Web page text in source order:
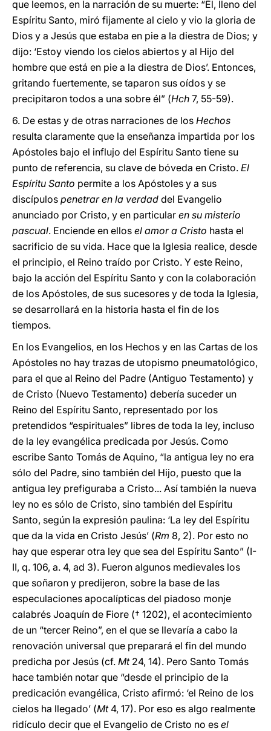
que leemos, en la narración de su muerte: “Él, lleno del
Espíritu Santo, miró fijamente al cielo y vio la gloria de
Dios y a Jesús que estaba en pie a la diestra de Dios; y
dijo: ‘Estoy viendo los cielos abiertos y al Hijo del
hombre que está en pie a la diestra de Dios’. Entonces,
gritando fuertemente, se taparon sus oídos y se
precipitaron todos a una sobre él” (Hch 7, 55-59).
6. De estas y de otras narraciones de los Hechos
resulta claramente que la enseñanza impartida por los
Apóstoles bajo el influjo del Espíritu Santo tiene su
punto de referencia, su clave de bóveda en Cristo. El
Espíritu Santo permite a los Apóstoles y a sus
discípulos penetrar en la verdad del Evangelio
anunciado por Cristo, y en particular en su misterio
pascual. Enciende en ellos el amor a Cristo hasta el
sacrificio de su vida. Hace que la Iglesia realice, desde
el principio, el Reino traído por Cristo. Y este Reino,
bajo la acción del Espíritu Santo y con la colaboración
de los Apóstoles, de sus sucesores y de toda la Iglesia,
se desarrollará en la historia hasta el fin de los
tiempos.
En los Evangelios, en los Hechos y en las Cartas de los
Apóstoles no hay trazas de utopismo pneumatológico,
para el que al Reino del Padre (Antiguo Testamento) y
de Cristo (Nuevo Testamento) debería suceder un
Reino del Espíritu Santo, representado por los
pretendidos “espirituales” libres de toda la ley, incluso
de la ley evangélica predicada por Jesús. Como
escribe Santo Tomás de Aquino, “la antigua ley no era
sólo del Padre, sino también del Hijo, puesto que la
antigua ley prefiguraba a Cristo... Así también la nueva
ley no es sólo de Cristo, sino también del Espíritu
Santo, según la expresión paulina: ‘La ley del Espíritu
que da la vida en Cristo Jesús’ (Rm 8, 2). Por esto no
hay que esperar otra ley que sea del Espíritu Santo” (I-
II, q. 106, a. 4, ad 3). Fueron algunos medievales los
que soñaron y predijeron, sobre la base de las
especulaciones apocalípticas del piadoso monje
calabrés Joaquín de Fiore († 1202), el acontecimiento
de un “tercer Reino”, en el que se llevaría a cabo la
renovación universal que preparará el fin del mundo
predicha por Jesús (cf. Mt24, 14). Pero Santo Tomás
hace también notar que “desde el principio de la
predicación evangélica, Cristo afirmó: ‘el Reino de los
cielos ha llegado’ (Mt4, 17). Por eso es algo realmente
ridículo decir que el Evangelio de Cristo no es el